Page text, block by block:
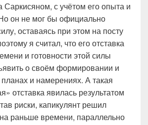
Саркисяном, с учётом его опыта и
он не мог бы официально
оставаясь при этом на посту
я считал, что его отставка
и готовности этой силы
о своём формировании и
и намерениях. А такая
отставка явилась результатом
риски, капикулянт решил
раньше времени, параллельно